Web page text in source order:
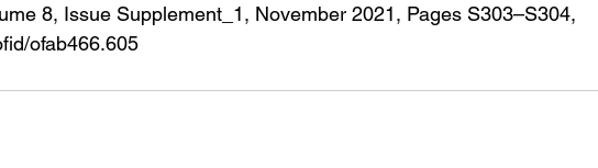
8, Issue Supplement_1, November 2021, Pages S303–S304,
ofab466.605